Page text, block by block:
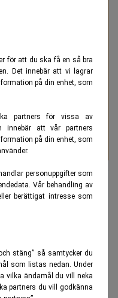
för att du ska få en så bra
Det innebär att vi lagrar
på din enhet, som
partners för vissa av
innebär att vår partners
på din enhet, som
personuppgifter som
Vår behandling av
berättigat intresse som
stäng” så samtycker du
som listas nedan. Under
vilka ändamål du vill neka
partners du vill godkänna
av att tillsätta tjänster
vi vad som krävs för
Träffsäkert.
och kontroll till Alecta